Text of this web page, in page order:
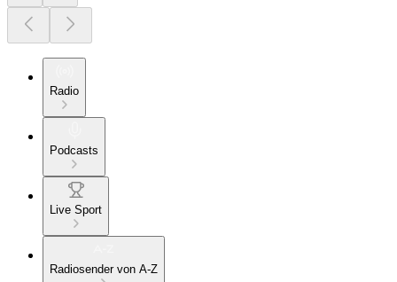
Radio
Podcasts
Live Sport
Radiosender von A-Z